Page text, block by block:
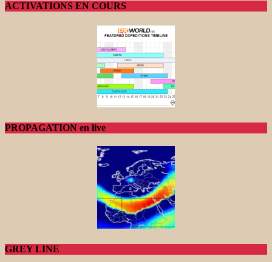
ACTIVATIONS EN COURS
PROPAGATION en live
GREY LINE